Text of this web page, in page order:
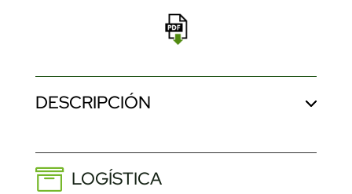
DESCRIPCIÓN
LOGÍSTICA